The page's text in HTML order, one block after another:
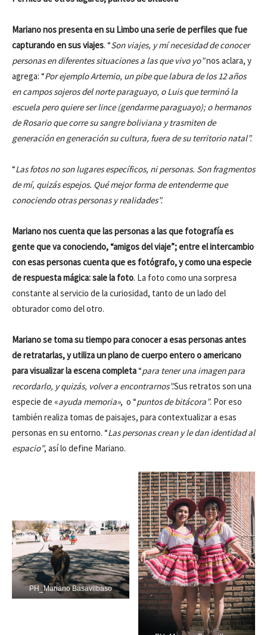
Mariano nos presenta en su Limbo una serie de perfiles que fue
capturando en sus viajes. “Son viajes, y mí necesidad de conocer
personas en diferentes situaciones a las que vivo yo”nos aclara, y
agrega: “Por ejemplo Artemio, un pibe que labura de los 12 años
en campos sojeros del norte paraguayo, o Luis que terminó la
escuela pero quiere ser lince (gendarme paraguayo); o hermanos
de Rosario que corre su sangre boliviana y trasmiten de
generación en generación su cultura, fuera de su territorio natal”.
“Las fotos no son lugares específicos, ni personas. Son fragmentos
de mí, quizás espejos. Qué mejor forma de entenderme que
conociendo otras personas y realidades”.
Mariano nos cuenta que las personas a las que fotografía es
gente que va conociendo, “amigos del viaje”; entre el intercambio
con esas personas cuenta que es fotógrafo, y como una especie
de respuesta mágica: sale la foto. La foto como una sorpresa
constante al servicio de la curiosidad, tanto de un lado del
obturador como del otro.
Mariano se toma su tiempo para conocer a esas personas antes
de retratarlas, y utiliza un plano de cuerpo entero o americano
para visualizar la escena completa“para tener una imagen para
recordarlo, y quizás, volver a encontrarnos”.Sus retratos son una
especie de «ayuda memoria», o “puntos de bitácora”. Por eso
también realiza tomas de paisajes, para contextualizar a esas
personas en su entorno. “Las personas crean y le dan identidad al
espacio”, así lo define Mariano.
PH_Mariano Basavilbaso